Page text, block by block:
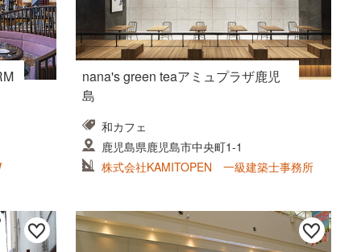
nana's green teaアミュプラザ鹿児
島
和カフェ
鹿児島県鹿児島市中央町1-1
株式会社KAMITOPEN 一級建築士事務所